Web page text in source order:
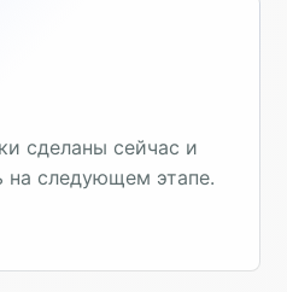
сделаны сейчас и
на следующем этапе.